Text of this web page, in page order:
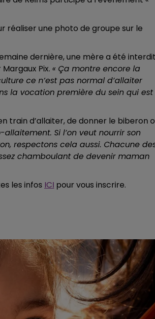
réaliser une photo de groupe sur le
dernière, une mère a été
Pix. « Ça montre encore la
ce n’est pas normal d’allaiter
la vocation première du sein qui est
train d’allaiter, de donner le biberon
Si l’on veut nourrir son
respectons cela aussi. Chacune
chamboulant de devenir maman
les infos ICI pour vous inscrire.